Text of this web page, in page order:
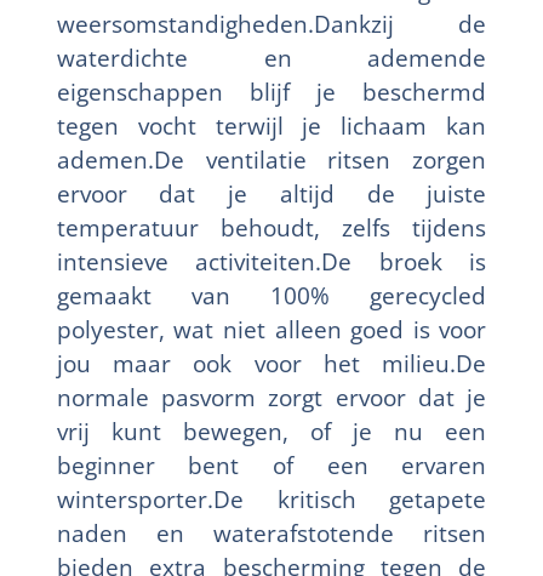
weersomstandigheden.Dankzij de
waterdichte en ademende
eigenschappen blijf je beschermd
tegen vocht terwijl je lichaam kan
ademen.De ventilatie ritsen zorgen
ervoor dat je altijd de juiste
temperatuur behoudt, zelfs tijdens
intensieve activiteiten.De broek is
gemaakt van 100% gerecycled
polyester, wat niet alleen goed is voor
jou maar ook voor het milieu.De
normale pasvorm zorgt ervoor dat je
vrij kunt bewegen, of je nu een
beginner bent of een ervaren
wintersporter.De kritisch getapete
naden en waterafstotende ritsen
bieden extra bescherming tegen de